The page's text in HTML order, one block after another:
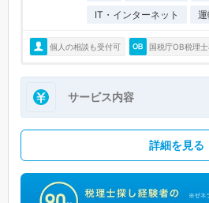
IT・インターネット
個人の相談も受付可 国税庁OB税理
サービス内容
詳細を見る